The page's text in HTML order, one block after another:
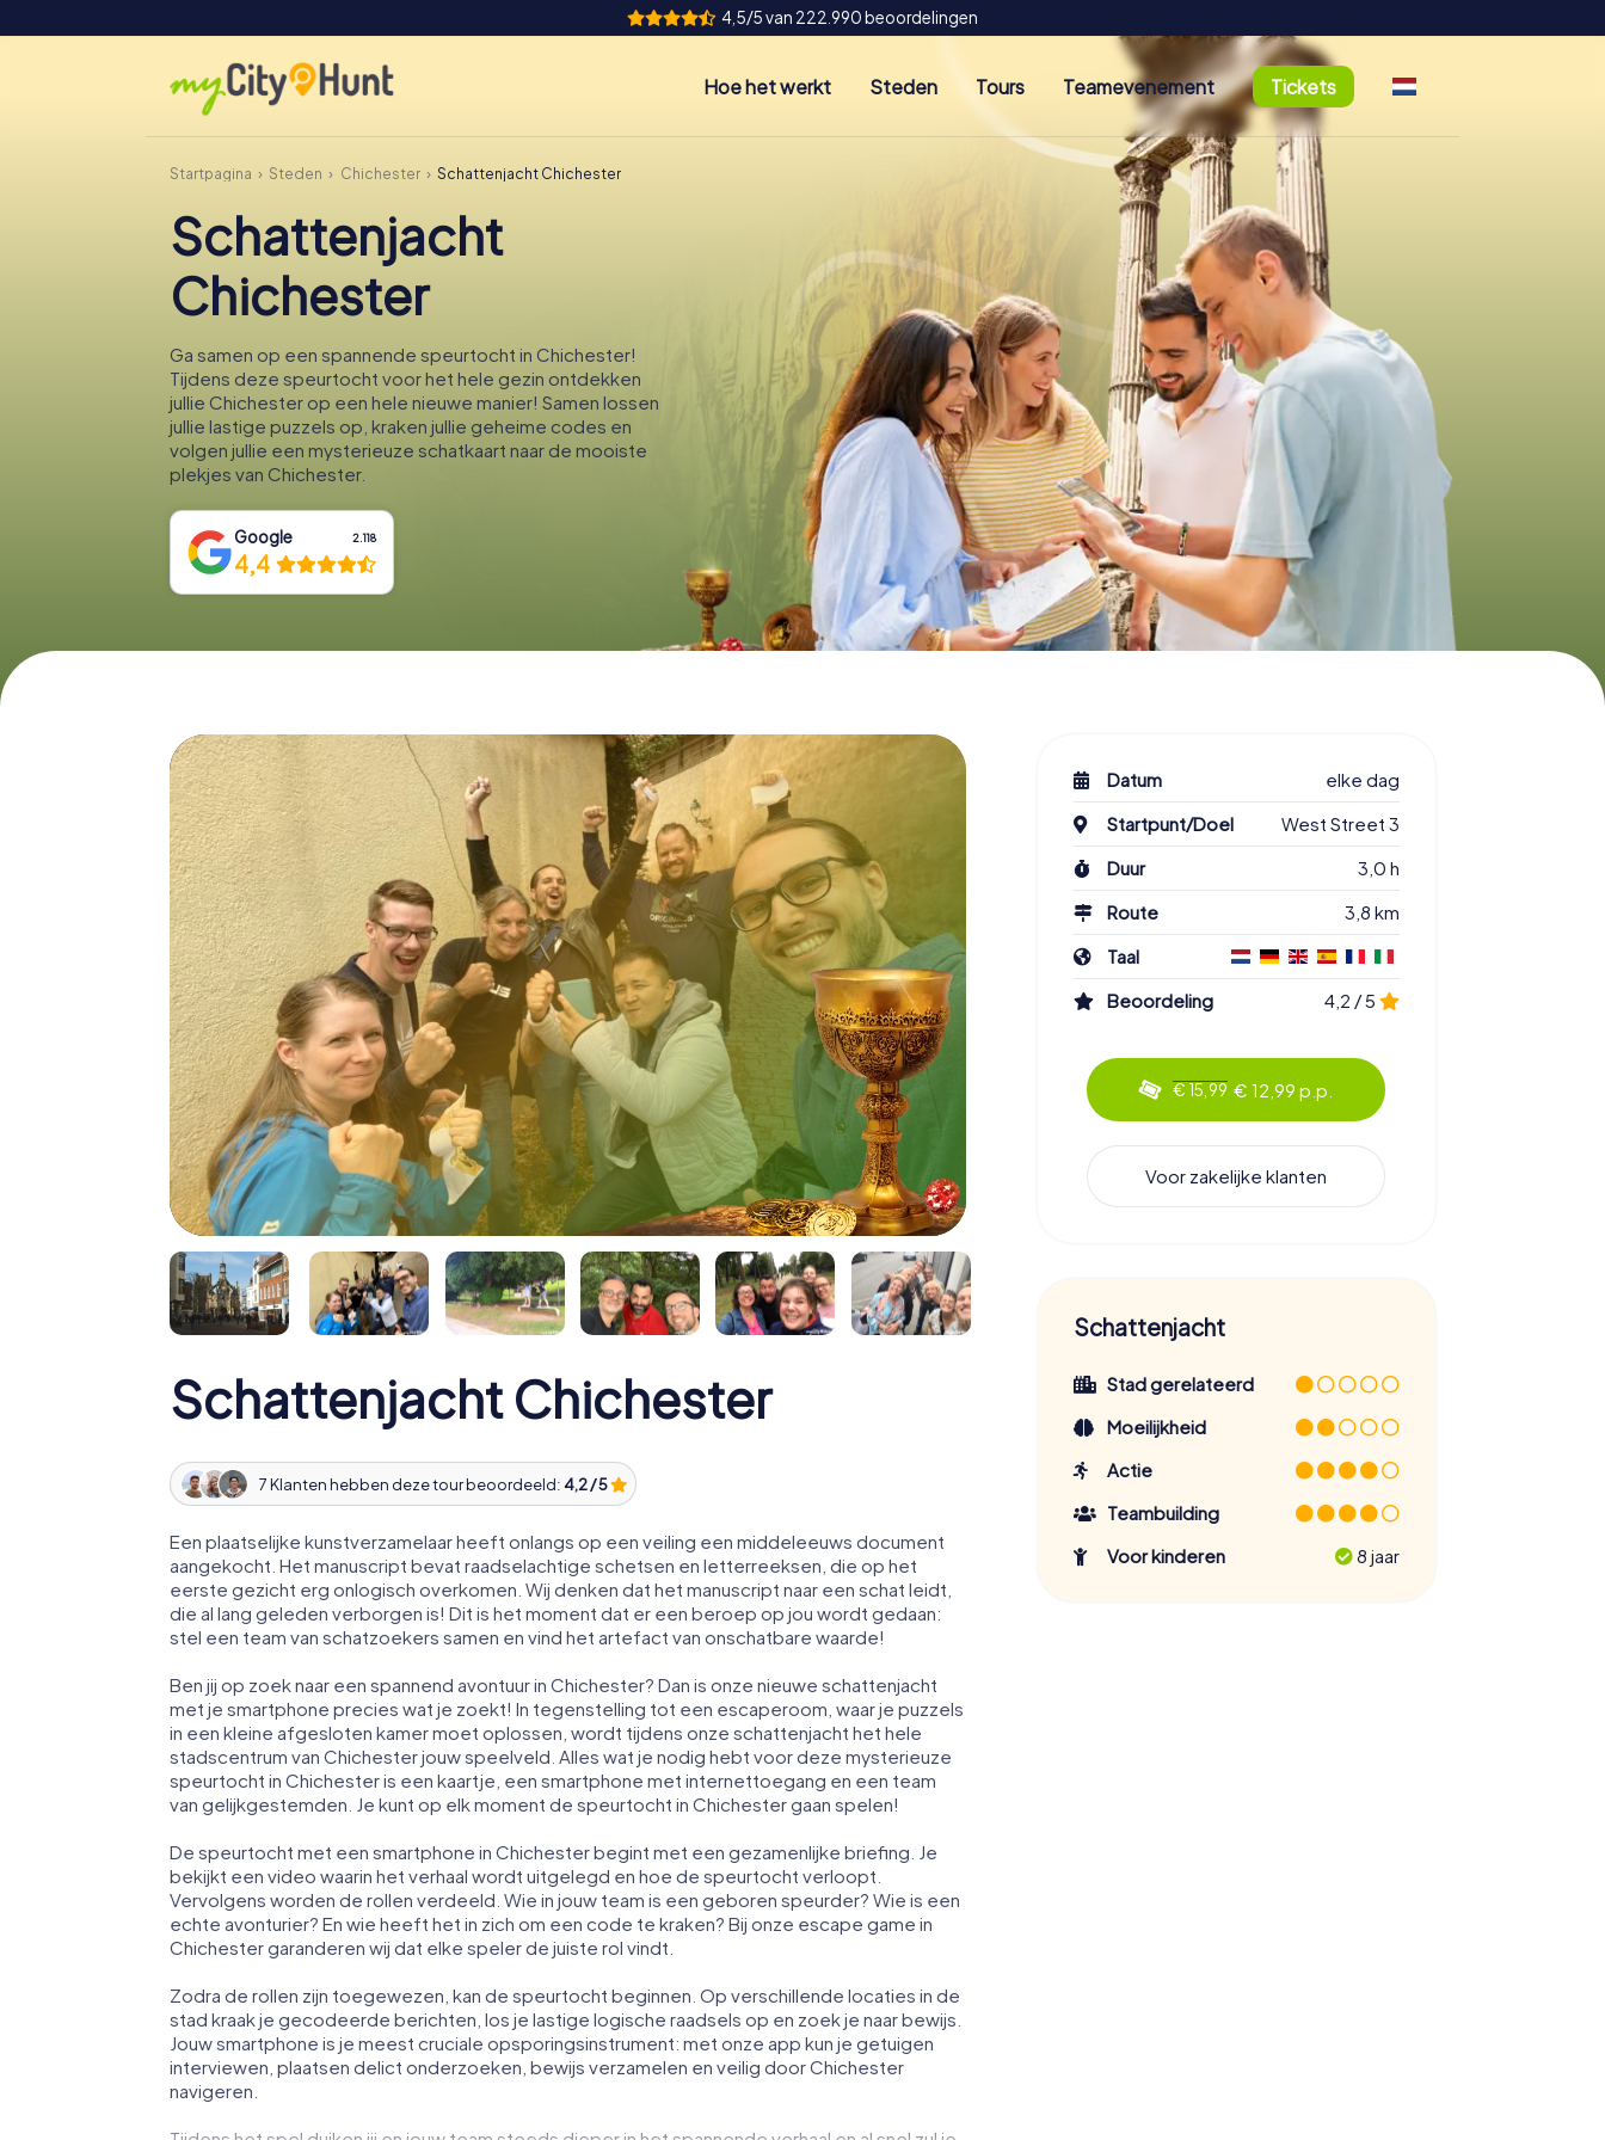
4,5/5 van 222.990 beoordelingen
Hoe het werkt Steden Tours Teamevenement Tickets
Startpagina Steden Chichester Schattenjacht Chichester
Schattenjacht
Chichester
Ga samen op een spannende speurtocht in Chichester!
Tijdens deze speurtocht voor het hele gezin ontdekken
jullie Chichester op een hele nieuwe manier! Samen lossen
jullie lastige puzzels op, kraken jullie geheime codes en
volgen jullie een mysterieuze schatkaart naar de mooiste
plekjes van Chichester.
Google 2.118
4,4
Schattenjacht Chichester
7 Klanten hebben deze tour beoordeeld: 4,2 / 5
Een plaatselijke kunstverzamelaar heeft onlangs op een veiling een middeleeuws document
aangekocht. Het manuscript bevat raadselachtige schetsen en letterreeksen, die op het
eerste gezicht erg onlogisch overkomen. Wij denken dat het manuscript naar een schat leidt,
die al lang geleden verborgen is! Dit is het moment dat er een beroep op jou wordt gedaan:
stel een team van schatzoekers samen en vind het artefact van onschatbare waarde!
Ben jij op zoek naar een spannend avontuur in Chichester? Dan is onze nieuwe schattenjacht
met je smartphone precies wat je zoekt! In tegenstelling tot een escaperoom, waar je puzzels
in een kleine afgesloten kamer moet oplossen, wordt tijdens onze schattenjacht het hele
stadscentrum van Chichester jouw speelveld. Alles wat je nodig hebt voor deze mysterieuze
speurtocht in Chichester is een kaartje, een smartphone met internettoegang en een team
van gelijkgestemden. Je kunt op elk moment de speurtocht in Chichester gaan spelen!
De speurtocht met een smartphone in Chichester begint met een gezamenlijke briefing. Je
bekijkt een video waarin het verhaal wordt uitgelegd en hoe de speurtocht verloopt.
Vervolgens worden de rollen verdeeld. Wie in jouw team is een geboren speurder? Wie is een
echte avonturier? En wie heeft het in zich om een code te kraken? Bij onze escape game in
Chichester garanderen wij dat elke speler de juiste rol vindt.
Zodra de rollen zijn toegewezen, kan de speurtocht beginnen. Op verschillende locaties in de
stad kraak je gecodeerde berichten, los je lastige logische raadsels op en zoek je naar bewijs.
Jouw smartphone is je meest cruciale opsporingsinstrument: met onze app kun je getuigen
interviewen, plaatsen delict onderzoeken, bewijs verzamelen en veilig door Chichester
navigeren.
Datum
elke dag
Startpunt/Doel
West Street 3
Duur
3,0 h
Route
3,8 km
Taal
Beoordeling
4,2 / 5
€ 15,99 € 12,99 p.p.
Voor zakelijke klanten
Schattenjacht
Stad gerelateerd
Moeilijkheid
Actie
Teambuilding
Voor kinderen
8 jaar